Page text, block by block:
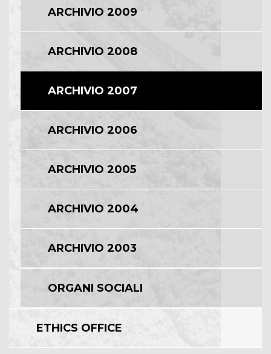
ARCHIVIO 2009
ARCHIVIO 2008
ARCHIVIO 2007
ARCHIVIO 2006
ARCHIVIO 2005
ARCHIVIO 2004
ARCHIVIO 2003
ORGANI SOCIALI
ETHICS OFFICE